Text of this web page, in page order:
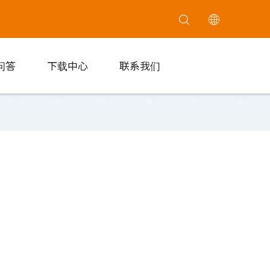
答 下载中心 联系我们